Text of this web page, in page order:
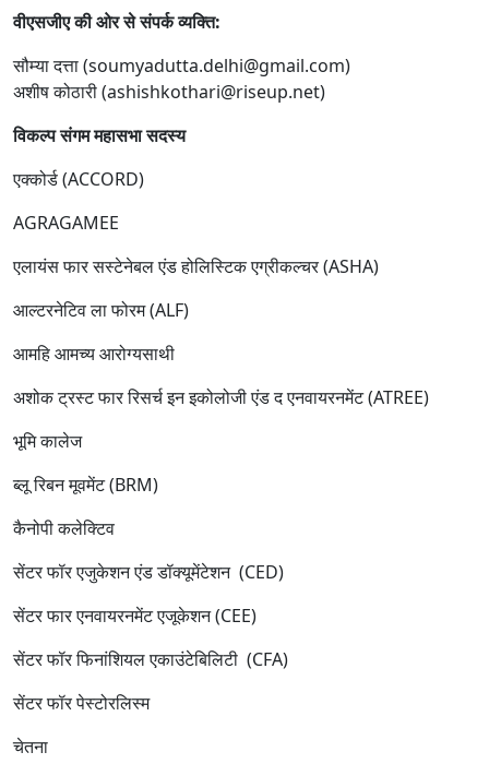
वीएसजीए की ओर से संपर्क व्यक्ति:
सौम्या दत्ता (soumyadutta.delhi@gmail.com)
अशीष कोठारी (ashishkothari@riseup.net)
विकल्प संगम महासभा सदस्य
एक्कोर्ड (ACCORD)
AGRAGAMEE
एलायंस फार सस्टेनेबल एंड होलिस्टिक एग्रीकल्चर (ASHA)
आल्टरनेटिव ला फोरम (ALF)
आमहि आमच्य आरोग्यसाथी
अशोक ट्रस्ट फार रिसर्च इन इकोलोजी एंड द एनवायरनमेंट (ATREE)
भूमि कालेज
ब्लू रिबन मूवमेंट (BRM)
कैनोपी कलेक्टिव
सेंटर फॉर एजुकेशन एंड डॉक्यूमेंटेशन (CED)
सेंटर फार एनवायरनमेंट एजूकेशन (CEE)
सेंटर फॉर फिनांशियल एकाउंटेबिलिटी (CFA)
सेंटर फॉर पेस्टोरलिस्म
चेतना